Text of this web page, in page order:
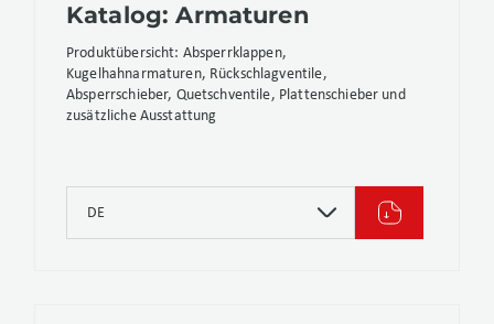
Katalog: Armaturen
Produktübersicht: Absperrklappen,
Kugelhahnarmaturen, Rückschlagventile,
Absperrschieber, Quetschventile, Plattenschieber und
zusätzliche Ausstattung
DE